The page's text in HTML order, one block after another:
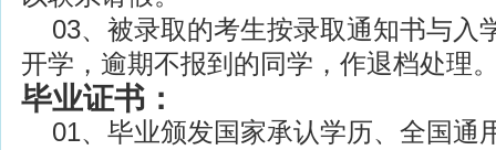
03、被录取的考生按录取通知书与入
开学，逾期不报到的同学，作退档处理
毕业证书：
01、毕业颁发国家承认学历、全国通